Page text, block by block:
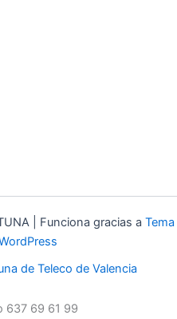
| Funciona gracias a Tema
de Teleco de Valencia
637 69 61 99